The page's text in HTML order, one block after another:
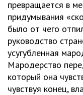
превращается в
придумывания
было от чего
руководство
усугубленная
Мародерство
который она
чувствуя конец,